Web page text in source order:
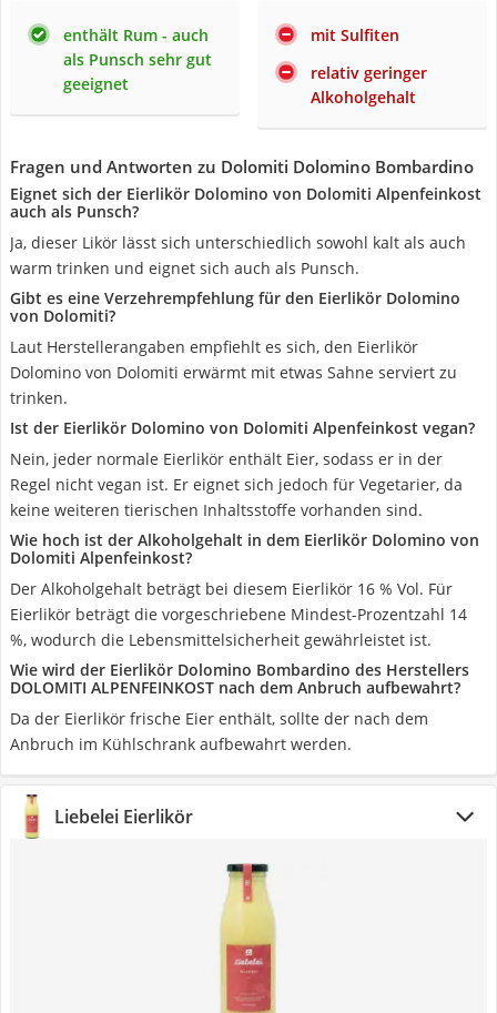
enthält Rum - auch
als Punsch sehr gut
geeignet
mit Sulfiten
relativ geringer
Alkoholgehalt
Fragen und Antworten zu Dolomiti Dolomino Bombardino
Eignet sich der Eierlikör Dolomino von Dolomiti Alpenfeinkost
auch als Punsch?
Ja, dieser Likör lässt sich unterschiedlich sowohl kalt als auch
warm trinken und eignet sich auch als Punsch.
Gibt es eine Verzehrempfehlung für den Eierlikör Dolomino
von Dolomiti?
Laut Herstellerangaben empfiehlt es sich, den Eierlikör
Dolomino von Dolomiti erwärmt mit etwas Sahne serviert zu
trinken.
Ist der Eierlikör Dolomino von Dolomiti Alpenfeinkost vegan?
Nein, jeder normale Eierlikör enthält Eier, sodass er in der
Regel nicht vegan ist. Er eignet sich jedoch für Vegetarier, da
keine weiteren tierischen Inhaltsstoffe vorhanden sind.
Wie hoch ist der Alkoholgehalt in dem Eierlikör Dolomino von
Dolomiti Alpenfeinkost?
Der Alkoholgehalt beträgt bei diesem Eierlikör 16 % Vol. Für
Eierlikör beträgt die vorgeschriebene Mindest-Prozentzahl 14
%, wodurch die Lebensmittelsicherheit gewährleistet ist.
Wie wird der Eierlikör Dolomino Bombardino des Herstellers
DOLOMITI ALPENFEINKOST nach dem Anbruch aufbewahrt?
Da der Eierlikör frische Eier enthält, sollte der nach dem
Anbruch im Kühlschrank aufbewahrt werden.
Liebelei Eierlikör